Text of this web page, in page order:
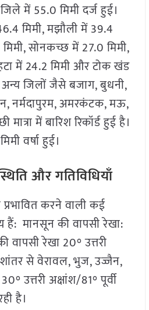
में 55.0 मिमी दर्ज हुई।
मिमी, मझौली में 39.4
मिमी, सोनकच्छ में 27.0 मिमी,
में 24.2 मिमी और टोक खंड
अन्य जिलों जैसे बजाग, बुधनी,
नर्मदापुरम, अमरकंटक, मऊ,
में बारिश रिकॉर्ड हुई है।
वर्षा हुई।
और गतिविधियाँ
करने वाली कई
हैं: मानसून की वापसी रेखा:
वापसी रेखा 20° उत्तरी
से वेरावल, भुज, उज्जैन,
उत्तरी अक्षांश/81° पूर्वी
है।